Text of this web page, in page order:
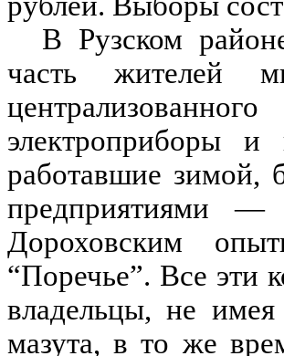
В Рузском
часть жителей
электроприборы
работавшие зимой,
предприятиями —
Дороховским
“Поречье”. Все эти
владельцы, не
мазута, в то же